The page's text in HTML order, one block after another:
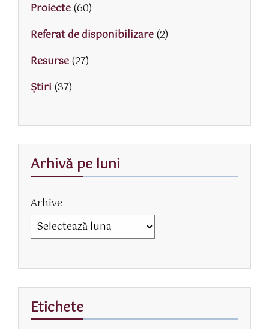
Proiecte(60)
Referat de disponibilizare(2)
Resurse(27)
Știri (37)
Arhivă pe luni
Arhive
Etichete